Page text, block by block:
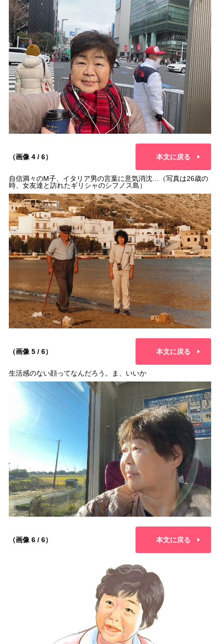
（画像 4 / 6） 本文に戻る
自信満々のM子、イタリア男の言葉に意気消沈…（写真は26歳の
時、女友達と訪れたギリシャのシフノス島）
（画像 5 / 6） 本文に戻る
生活感のない顔ってなんだろう。ま、いいか
（画像 6 / 6） 本文に戻る